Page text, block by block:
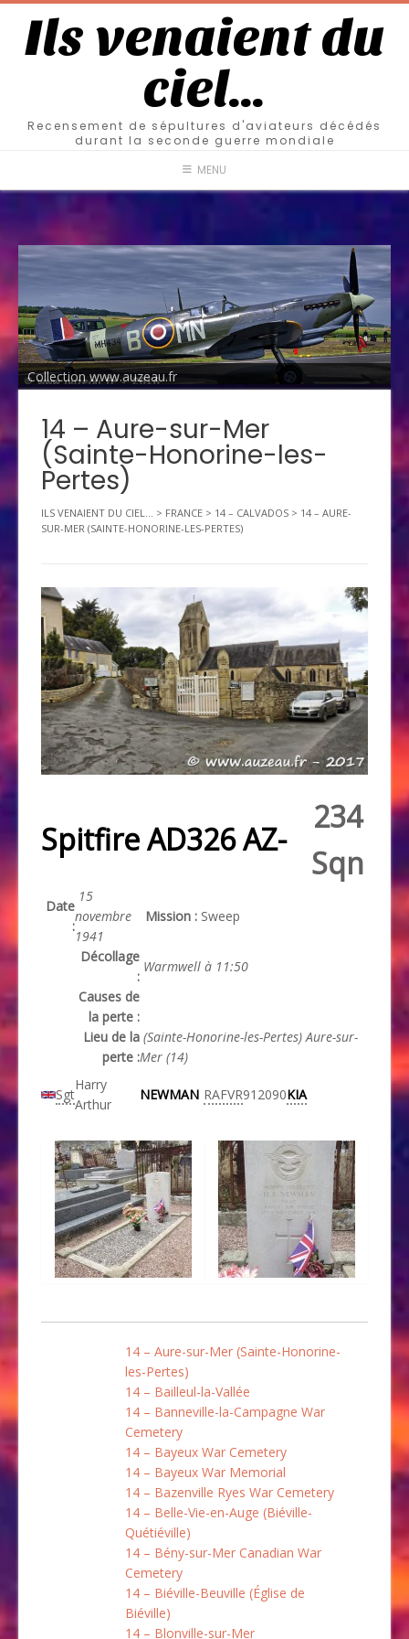
Ils venaient du
ciel…
Recensement de sépultures d'aviateurs décédés
durant la seconde guerre mondiale
MENU
Collection www.auzeau.fr
14 – Aure-sur-Mer
(Sainte-Honorine-les-
Pertes)
ILS VENAIENT DU CIEL... > FRANCE > 14 – CALVADOS > 14 – AURE-
SUR-MER (SAINTE-HONORINE-LES-PERTES)
Spitfire AD326 AZ-
234
Sqn
Date
:
15
novembre
1941
Mission : Sweep
Décollage
:
Warmwell à 11:50
Causes de
la perte :
Lieu de la
perte :
(Sainte-Honorine-les-Pertes) Aure-sur-
Mer (14)
Sgt
Harry
Arthur
NEWMAN RAFVR912090KIA
14 – Aure-sur-Mer (Sainte-Honorine-
les-Pertes)
14 – Bailleul-la-Vallée
14 – Banneville-la-Campagne War
Cemetery
14 – Bayeux War Cemetery
14 – Bayeux War Memorial
14 – Bazenville Ryes War Cemetery
14 – Belle-Vie-en-Auge (Biéville-
Quétiéville)
14 – Bény-sur-Mer Canadian War
Cemetery
14 – Biéville-Beuville (Église de
Biéville)
14 – Blonville-sur-Mer